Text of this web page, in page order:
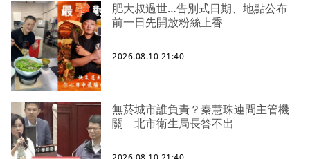
肥大叔過世…告別式日期、地點公布
前一日先開放粉絲上香
2026.08.10 21:40
無菸城市誰負責？秦慧珠連問主管機
關 北市衛生局長答不出